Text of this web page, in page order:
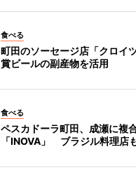
食べる
町田のソーセージ店「クロ
賞ビールの副産物を活用
食べる
ペスカドーラ町田、成瀬に複
「INOVA」 ブラジル料理店